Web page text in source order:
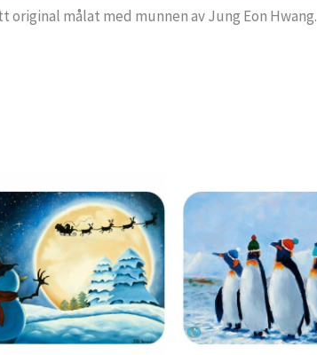
målat med munnen av Jung Eon Hwang.